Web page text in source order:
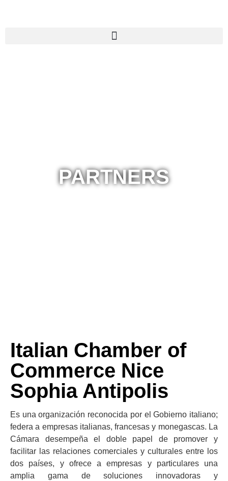
PARTNERS
Italian Chamber of
Commerce Nice
Sophia Antipolis
Es una organización reconocida por el Gobierno italiano;
federa a empresas italianas, francesas y monegascas. La
Cámara desempeña el doble papel de promover y
facilitar las relaciones comerciales y culturales entre los
dos países, y ofrece a empresas y particulares una
amplia gama de soluciones innovadoras y